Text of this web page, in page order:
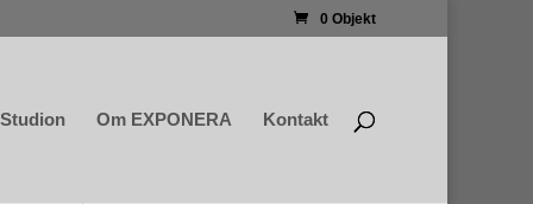
0 Objekt
Studion Om EXPONERA Kontakt